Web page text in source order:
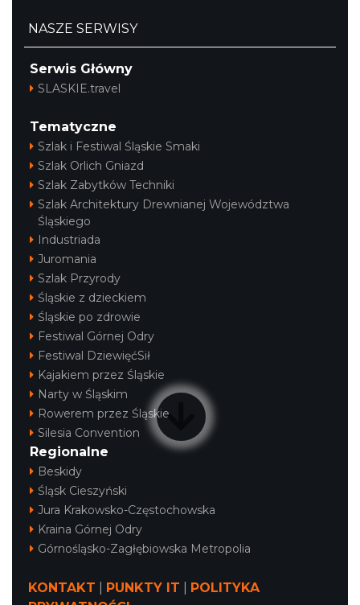
NASZE SERWISY
Serwis Główny
SLASKIE.travel
Tematyczne
Szlak i Festiwal Śląskie Smaki
Szlak Orlich Gniazd
Szlak Zabytków Techniki
Szlak Architektury Drewnianej Województwa
Śląskiego
Industriada
Juromania
Szlak Przyrody
Śląskie z dzieckiem
Śląskie po zdrowie
Festiwal Górnej Odry
Festiwal DziewięćSił
Kajakiem przez Śląskie
Narty w Śląskim
Rowerem przez Śląskie
Silesia Convention
Regionalne
Beskidy
Śląsk Cieszyński
Jura Krakowsko-Częstochowska
Kraina Górnej Odry
Górnośląsko-Zagłębiowska Metropolia
KONTAKT PUNKTY IT
POLITYKA